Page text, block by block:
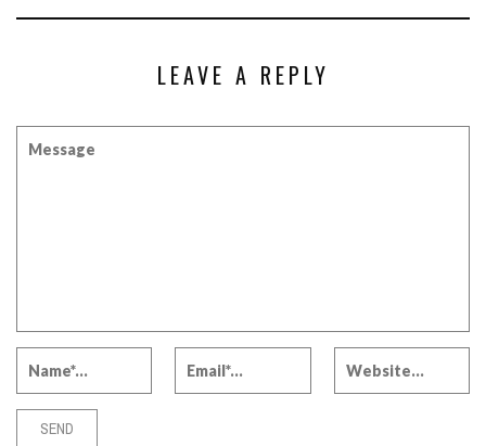
LEAVE A REPLY